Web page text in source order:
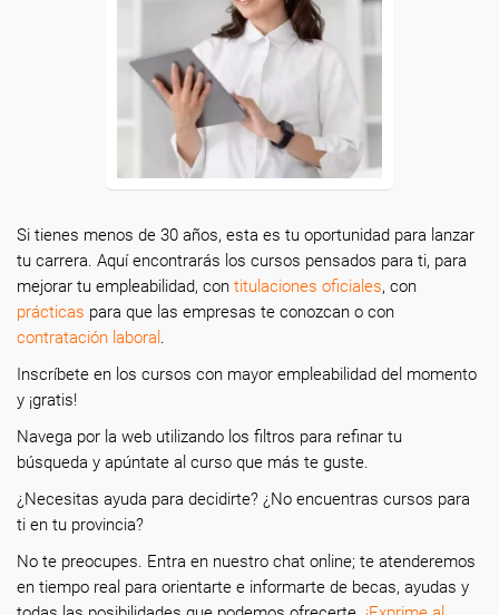
Si tienes menos de 30 años, esta es tu oportunidad para lanzar
tu carrera. Aquí encontrarás los cursos pensados para ti, para
mejorar tu empleabilidad, con titulaciones oficiales, con
prácticas para que las empresas te conozcan o con
contratación laboral .
Inscríbete en los cursos con mayor empleabilidad del momento
y ¡gratis!
Navega por la web utilizando los filtros para refinar tu
búsqueda y apúntate al curso que más te guste.
¿Necesitas ayuda para decidirte? ¿No encuentras cursos para
ti en tu provincia?
No te preocupes. Entra en nuestro chat online; te atenderemos
en tiempo real para orientarte e informarte de becas, ayudas y